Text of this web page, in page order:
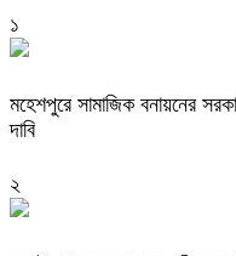
১
মহেশপুরে সামাজিক বনায়নের
দাবি
২